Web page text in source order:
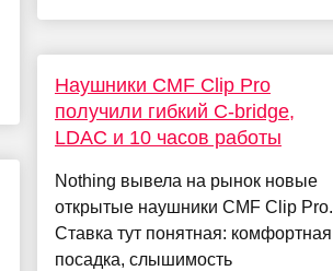
Наушники CMF Clip Pro
получили гибкий C-bridge,
LDAC и 10 часов работы
Nothing вывела на рынок новые
открытые наушники CMF Clip Pro.
Ставка тут понятная: комфортная
посадка, слышимость